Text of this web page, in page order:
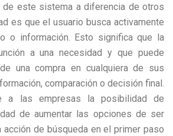
de este sistema a diferencia de otros
es que el usuario busca activamente
o información. Esto significa que la
a una necesidad y que puede
una compra en cualquiera de sus
comparación o decisión final.
a las empresas la posibilidad de
de aumentar las opciones de ser
de búsqueda en el primer paso